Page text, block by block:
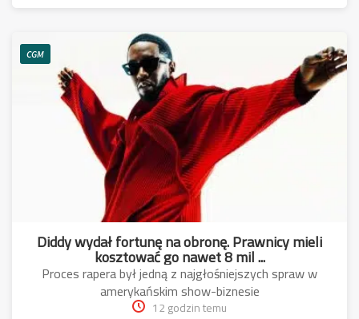
CGM
Diddy wydał fortunę na obronę. Prawnicy mieli
kosztować go nawet 8 mil ...
Proces rapera był jedną z najgłośniejszych spraw w
amerykańskim show-biznesie
12 godzin temu